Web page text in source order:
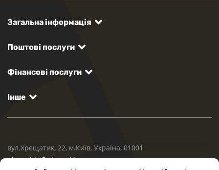
Загальна інформація
Поштові послуги
Фінансові послуги
Інше
вул.Хрещатик, 22, м.Київ, Україна, 01001
ukrposhta@ukrposhta.ua